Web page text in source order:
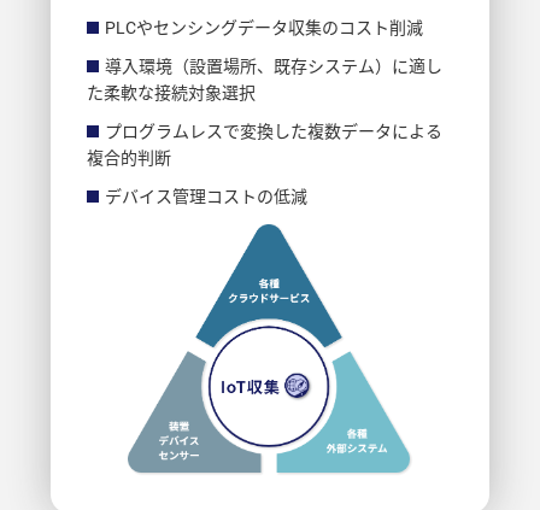
PLCやセンシングデータ収集のコスト削減
導入環境（設置場所、既存システム）に適し
た柔軟な接続対象選択
プログラムレスで変換した複数データによる
複合的判断
デバイス管理コストの低減